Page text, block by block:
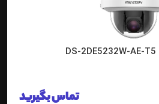
تماس بگیرید